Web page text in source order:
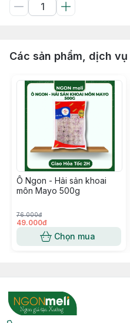
Các sản phẩm, dịch
Ô Ngon - Hải sản khoai
môn Mayo 500g
76.000đ
49.000đ
Chọn mua